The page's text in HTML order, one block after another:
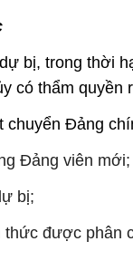
bị, trong thời
có thẩm quyền
Đảng
Đảng viên mới;
bị;
được